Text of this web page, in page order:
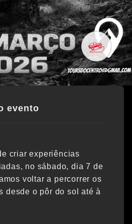
evento
criar experiências
no sábado, dia 7 de
voltar a percorrer os
desde o pôr do sol até à